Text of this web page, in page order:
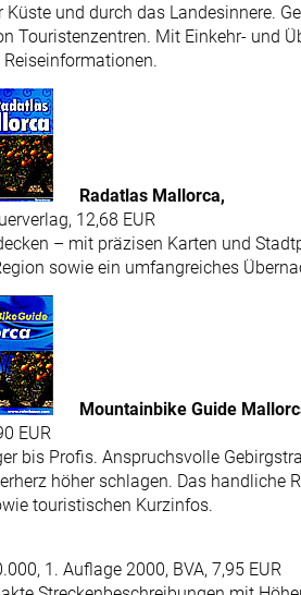
Küste und durch das Landesinnere.
Touristenzentren. Mit Einkehr- und
Radatlas Mallorca,
12,68 EUR
– mit präzisen Karten und
sowie ein umfangreiches
Mountainbike Guide
EUR
bis Profis. Anspruchsvolle
höher schlagen. Das handliche
touristischen Kurzinfos.
1. Auflage 2000, BVA, 7,95 EUR